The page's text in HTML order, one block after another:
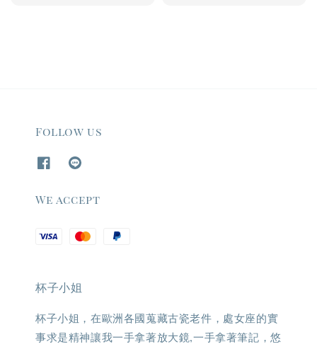
Follow us
We accept
杯子小姐
杯子小姐，在歐洲各國蒐藏古瓷老件，處女座的實
事求是精神讓我一手拿著放大鏡,一手拿著筆記，悠